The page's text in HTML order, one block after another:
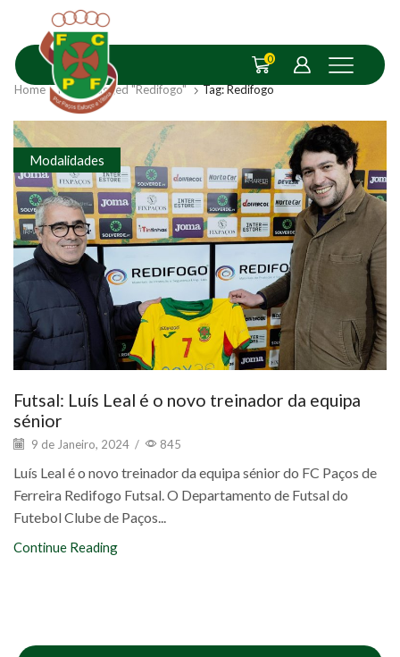
0
Home Posts Tagged "Redifogo" Tag: Redifogo
Modalidades
Futsal: Luís Leal é o novo treinador da equipa
sénior
9 de Janeiro, 2024 / 845
Luís Leal é o novo treinador da equipa sénior do FC Paços de
Ferreira Redifogo Futsal. O Departamento de Futsal do
Futebol Clube de Paços...
Continue Reading